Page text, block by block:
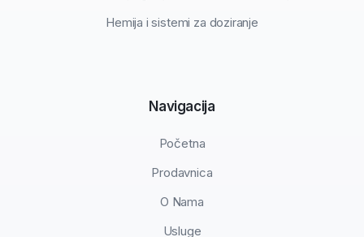
Hemija i sistemi za doziranje
Navigacija
Početna
Prodavnica
O Nama
Usluge